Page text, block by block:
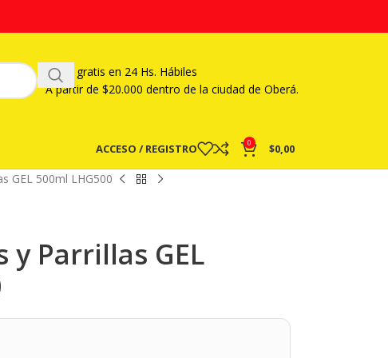
Envío gratis en 24 Hs. Hábiles
A partirde $20.000 dentro de la ciudad de Oberá.
ACCESO / REGISTRO 0 $0,00
GEL 500ml LHG500
y Parrillas GEL